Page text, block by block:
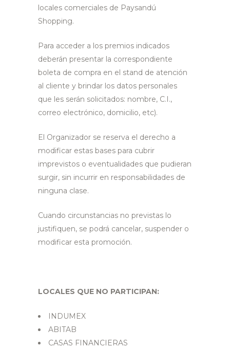
locales comerciales de Paysandú
Shopping.
Para acceder a los premios indicados
deberán presentar la correspondiente
boleta de compra en el stand de atención
al cliente y brindar los datos personales
que les serán solicitados: nombre, C.I.,
correo electrónico, domicilio, etc).
El Organizador se reserva el derecho a
modificar estas bases para cubrir
imprevistos o eventualidades que pudieran
surgir, sin incurrir en responsabilidades de
ninguna clase.
Cuando circunstancias no previstas lo
justifiquen, se podrá cancelar, suspender o
modificar esta promoción.
LOCALES QUE NO PARTICIPAN:
INDUMEX
ABITAB
CASAS FINANCIERAS